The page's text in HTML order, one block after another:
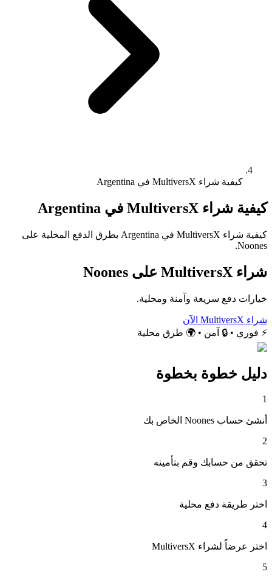
كيفية شراء MultiversX في Argentina
كيفية شراء MultiversX في Argentina
كيفية شراء MultiversX في Argentina بطرق الدفع المحلية على
Noones.
شراء MultiversX على Noones
خيارات دفع سريعة وآمنة ومحلية.
شراء MultiversX الآن
⚡ فوري • 🔒 آمن • 🌍 طرق محلية
دليل خطوة بخطوة
1
أنشئ حساب Noones الخاص بك
2
تحقق من حسابك وقم بتأمينه
3
اختر طريقة دفع محلية
4
اختر عرضاً لشراء MultiversX
5